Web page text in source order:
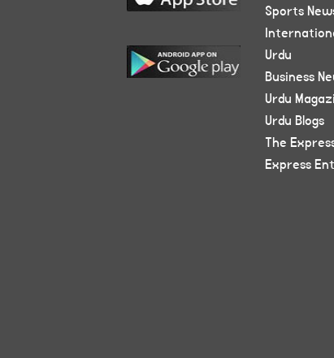
Sports
Urdu
Business
Urdu
Urdu Blogs
The
Express